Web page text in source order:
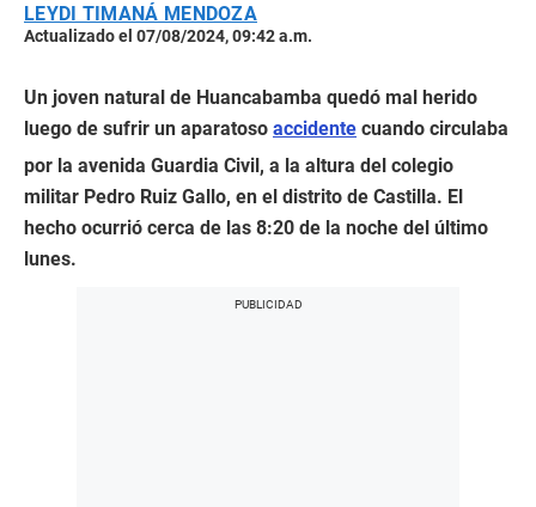
LEYDI TIMANÁ MENDOZA
Actualizado el 07/08/2024, 09:42 a.m.
Un joven natural de Huancabamba quedó mal herido
luego de sufrir un aparatoso accidente cuando circulaba
por la avenida Guardia Civil, a la altura del colegio
militar Pedro Ruiz Gallo, en el distrito de Castilla. El
hecho ocurrió cerca de las 8:20 de la noche del último
lunes.